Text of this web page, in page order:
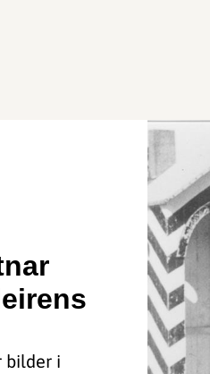
bilder i